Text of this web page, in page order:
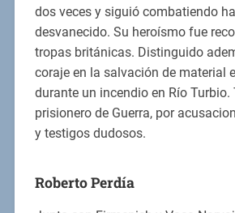
dos veces y siguió combatiendo
desvanecido. Su heroísmo fue
tropas británicas. Distinguido
coraje en la salvación de material
durante un incendio en Río Turbio.
prisionero de Guerra, por
y testigos dudosos.
Roberto Perdía